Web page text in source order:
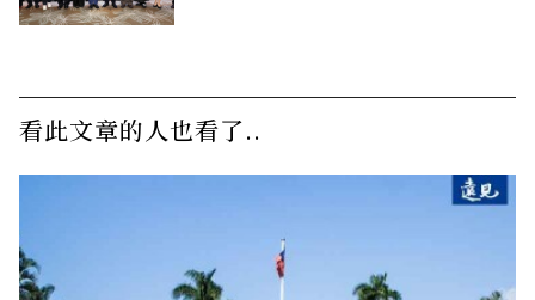
看此文章的人也看了..